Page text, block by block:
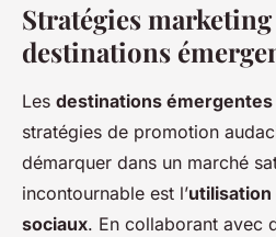
Stratégies
destinations
Les destinations émergentes
stratégies de promotion
démarquer dans un marché
incontournable est l’utilisation
sociaux. En collaborant avec